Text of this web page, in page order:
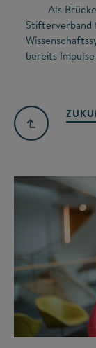
Als
Stifterverband
bereits